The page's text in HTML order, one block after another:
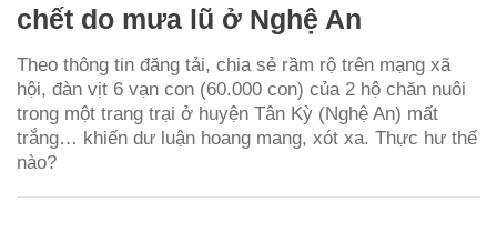
chết do mưa lũ ở Nghệ An
Theo thông tin đăng tải, chia sẻ rầm rộ trên mạng xã
hội, đàn vịt 6 vạn con (60.000 con) của 2 hộ chăn nuôi
trong một trang trại ở huyện Tân Kỳ (Nghệ An) mất
trắng… khiến dư luận hoang mang, xót xa. Thực hư thế
nào?